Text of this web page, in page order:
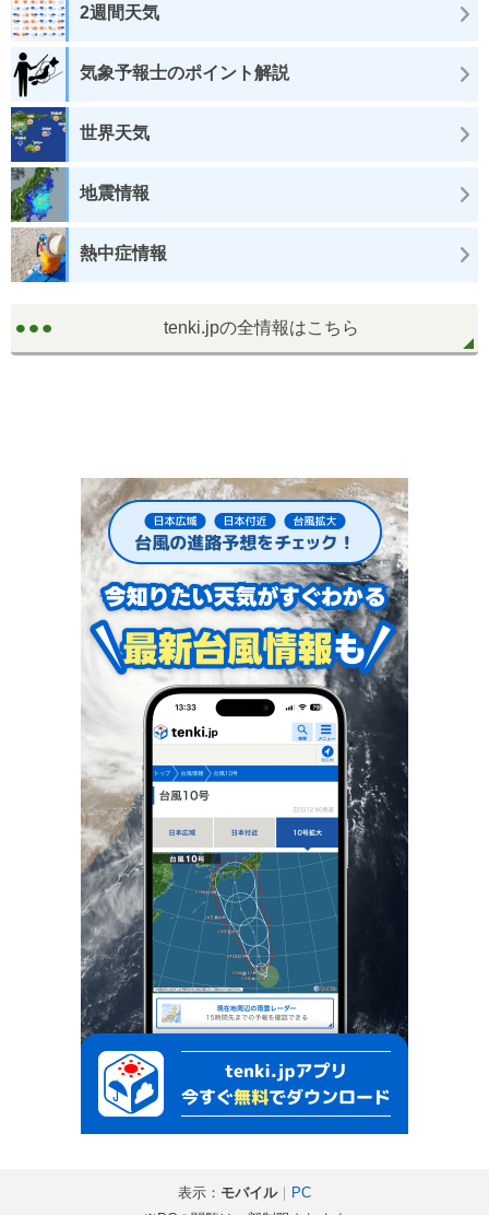
2週間天気
気象予報士のポイント解説
世界天気
地震情報
熱中症情報
tenki.jpの全情報はこちら
表示： モバイル｜ PC